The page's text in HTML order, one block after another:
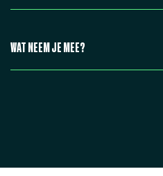
WAT NEEM JE MEE?